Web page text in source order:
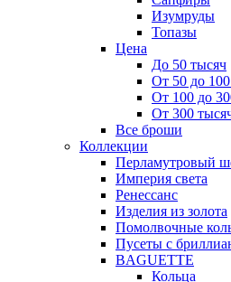
Изумруды
Топазы
Цена
До 50 тысяч
От 50 до
От 100 до
От 300
Все броши
Коллекции
Перламутровый
Империя света
Ренессанс
Изделия из золота
Помолвочные
Пусеты с
BAGUETTE
Кольца